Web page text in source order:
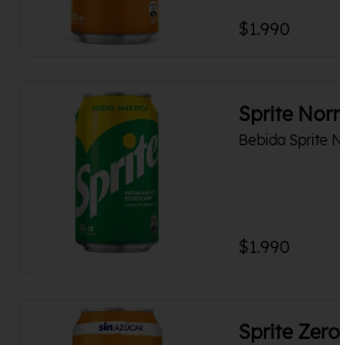
$1.990
Sprite
Bebida Sprite
$1.990
Sprite Zero